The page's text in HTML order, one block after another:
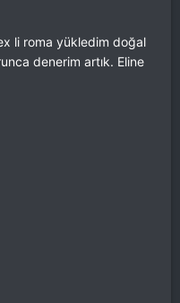
li roma yükledim doğal
denerim artık. Eline